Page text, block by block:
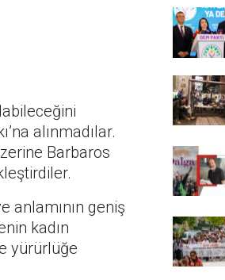
alınmadılar.
Barbaros
anlamının geniş
kadın
yürürlüğe